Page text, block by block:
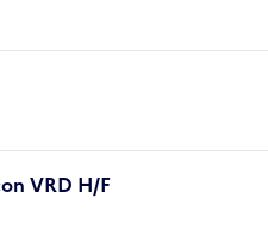
VRD H/F